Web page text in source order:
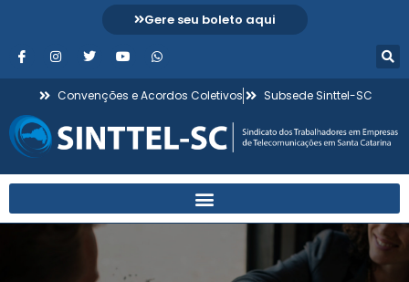
Gere seu boleto aqui
Convenções e Acordos Coletivos Subsede Sinttel-SC